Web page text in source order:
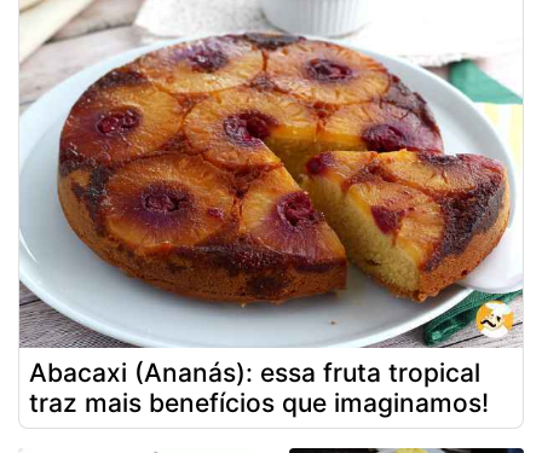
Abacaxi (Ananás): essa fruta tropical
traz mais benefícios que imaginamos!